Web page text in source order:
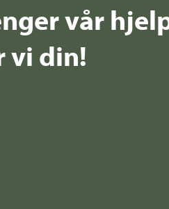
vår
vi din!